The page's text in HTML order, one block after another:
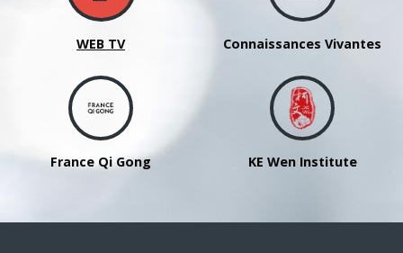
WEB TV Connaissances Vivantes
France Qi Gong KE Wen Institute